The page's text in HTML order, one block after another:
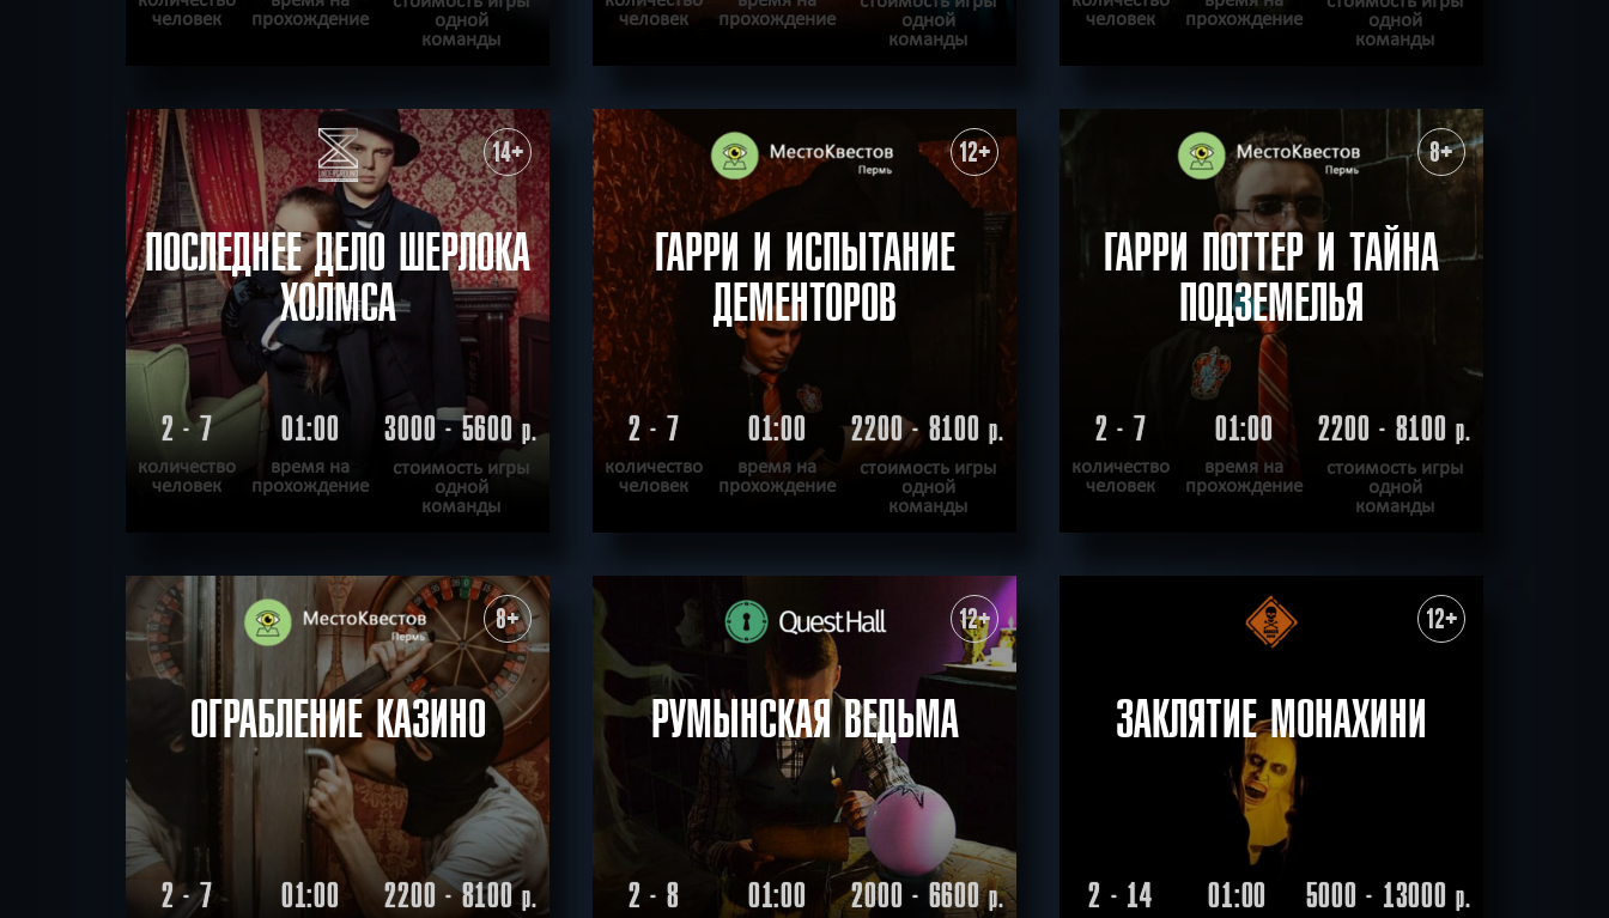
человек
прохождение
одной
команды
ХОЧУ ПРОЙТИ | КВЕСТ ПРОЙДЕН
человек
прохождение
одной
команды
ХОЧУ ПРОЙТИ КВЕСТ ПРОЙДЕН
человек
прохождение
одной
команды
ХОЧУ ПРОЙТИ | КВЕСТ ПРОЙДЕН
14+
ПОСЛЕДНЕЕ ДЕЛО ШЕРЛОКА
ХОЛМСА
2 - 7
количество
человек
01:00
время на
прохождение
3000 - 5600р.
стоимость игры
одной
команды
ХОЧУ ПРОЙТИ | КВЕСТ ПРОЙДЕН
12+
ГАРРИ И ИСПЫТАНИЕ
ДЕМЕНТОРОВ
2 - 7
количество
человек
01:00
время на
прохождение
2200 - 8100р.
стоимость игры
одной
команды
ХОЧУ ПРОЙТИ | КВЕСТ ПРОЙДЕН
8+
ГАРРИ ПОТТЕР И ТАЙНА
ПОДЗЕМЕЛЬЯ
2 - 7
количество
человек
01:00
время на
прохождение
2200 - 8100р.
стоимость игры
одной
команды
| КВЕСТ ПРОЙДЕН
8+
ОГРАБЛЕНИЕ КАЗИНО
2 - 7 01:00 2200 - 8100р.
12+
РУМЫНСКАЯ ВЕДЬМА
2 - 8 01:00 2000 - 6600р.
12+
ЗАКЛЯТИЕ МОНАХИНИ
2 - 14 01:00 5000 - 13000р.